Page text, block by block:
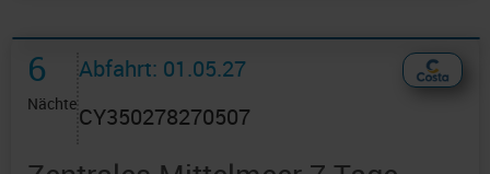
6
Nächte
Abfahrt: 01.05.27
CY350278270507